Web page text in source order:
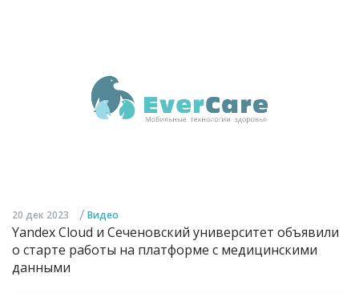
20 дек 2023 / Видео
Yandex Cloud и Сеченовский университет объявили
о старте работы на платформе с медицинскими
данными